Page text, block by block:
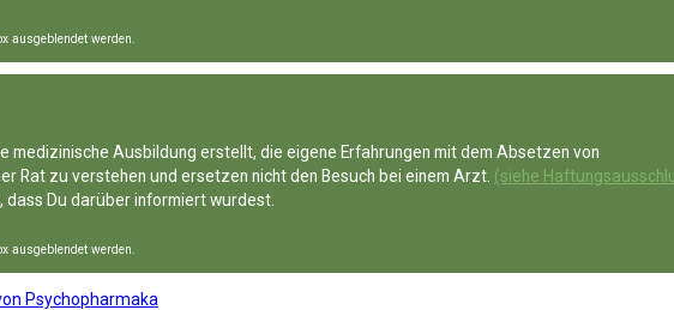
ausgeblendet werden.
medizinische Ausbildung erstellt, die eigene Erfahrungen mit dem Absetzen von
Rat zu verstehen und ersetzen nicht den Besuch bei einem Arzt. (siehe
Du darüber informiert wurdest.
ausgeblendet werden.
Psychopharmaka